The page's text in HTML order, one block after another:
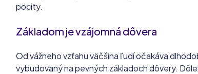
pocity.
Základom je vzájomná dôvera
Od vážneho vzťahu väčšina ľudí očakáva
vybudovaný na pevných základoch dôvery.